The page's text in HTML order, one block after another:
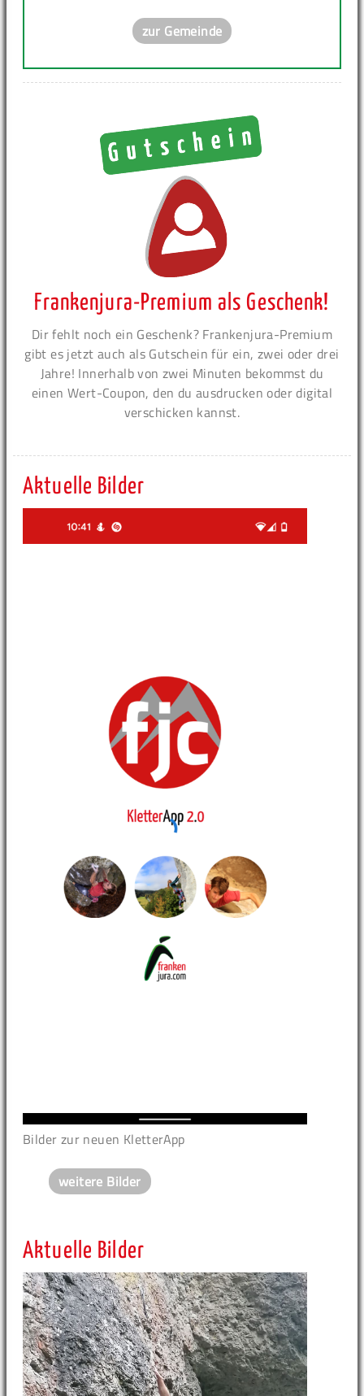
zur Gemeinde
Frankenjura-Premium als Geschenk!
Dir fehlt noch ein Geschenk? Frankenjura-Premium
gibt es jetzt auch als Gutschein für ein, zwei oder drei
Jahre! Innerhalb von zwei Minuten bekommst du
einen Wert-Coupon, den du ausdrucken oder digital
verschicken kannst.
Aktuelle Bilder
Bilder zur neuen KletterApp
weitere Bilder
Aktuelle Bilder